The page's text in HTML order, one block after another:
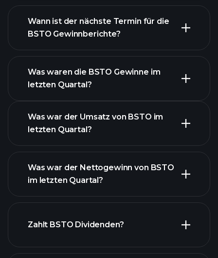
Finanzberichte von
BSTO
Wann ist der nächste Termin für die
BSTO Gewinnberichte?
Was waren die BSTO Gewinne im
letzten Quartal?
BSTO Gewinnen
Was war der Umsatz von BSTO im
letzten Quartal?
Was war der Nettogewinn von BSTO
im letzten Quartal?
Zahlt BSTO Dividenden?